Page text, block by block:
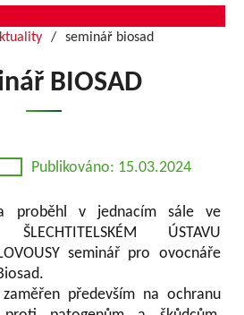
seminář biosad
BIOSAD
Publikováno: 15.03.2024
proběhl v jednacím sále ve
ÚSTAVU
seminář pro ovocnáře
především na ochranu